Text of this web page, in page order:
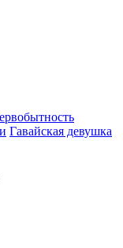
Гавайская девушка